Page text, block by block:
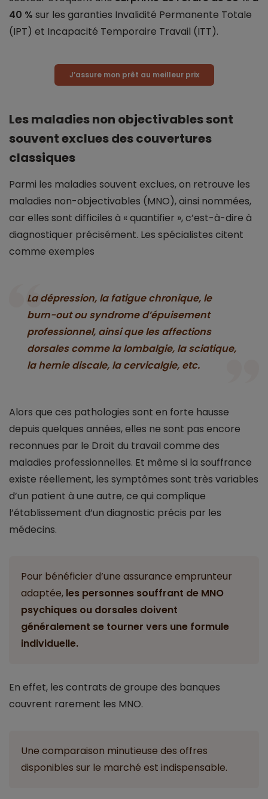
40 % sur les garanties Invalidité Permanente Totale
(IPT) et Incapacité Temporaire Travail (ITT).
J’assure mon prêt au meilleur prix
Les maladies non objectivables sont
souvent exclues des couvertures
classiques
Parmi les maladies souvent exclues, on retrouve les
maladies non-objectivables (MNO), ainsi nommées,
car elles sont difficiles à « quantifier », c’est-à-dire à
diagnostiquer précisément. Les spécialistes citent
comme exemples
La dépression, la fatigue chronique, le
burn-out ou syndrome d’épuisement
professionnel, ainsi que les affections
dorsales comme la lombalgie, la sciatique,
la hernie discale, la cervicalgie, etc.
Alors que ces pathologies sont en forte hausse
depuis quelques années, elles ne sont pas encore
reconnues par le Droit du travail comme des
maladies professionnelles. Et même si la souffrance
existe réellement, les symptômes sont très variables
d’un patient à une autre, ce qui complique
l’établissement d’un diagnostic précis par les
médecins.
Pour bénéficier d’une assurance emprunteur
adaptée, les personnes souffrant de MNO
psychiques ou dorsales doivent
généralement se tourner vers une formule
individuelle.
En effet, les contrats de groupe des banques
couvrent rarement les MNO.
Une comparaison minutieuse des offres
disponibles sur le marché est indispensable.